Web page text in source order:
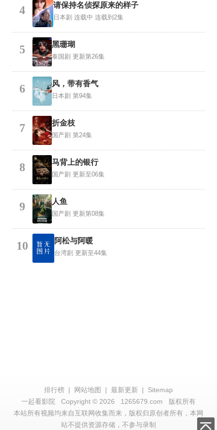
4 请保持名侦探原来的样子
日本剧 连载中 连载到2集
5 黑珊瑚
泰国剧 更新第26集
6 风，带有香气
日本剧 第94集
7 折金枝
国产剧 第24集
8 马背上的银行
国产剧 更新至06集
9 人鱼
国产剧 更新第08集
10 阿松与阿暖
台湾剧 更新至44集
排行榜 | 网站地图 | 最新更新 |
Sitemap
一起看影院
Copyright © 2026 1265679.com
版权所有
本站所有视频均来自互联网收集而来，版权归原创者所有，本网
站不提供资源存储，不参与录制